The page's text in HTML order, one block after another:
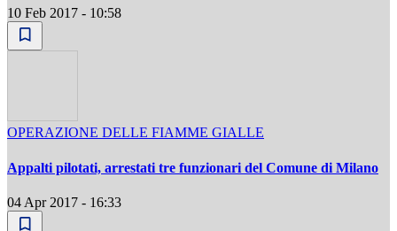
10 Feb 2017 - 10:58
OPERAZIONE DELLE FIAMME GIALLE
Appalti pilotati, arrestati tre funzionari del Comune di Milano
04 Apr 2017 - 16:33